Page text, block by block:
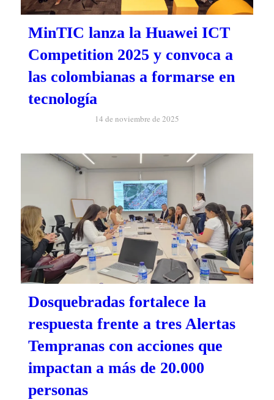
MinTIC lanza la Huawei ICT
Competition 2025 y convoca a
las colombianas a formarse en
tecnología
14 de noviembre de 2025
Dosquebradas fortalece la
respuesta frente a tres Alertas
Tempranas con acciones que
impactan a más de 20.000
personas